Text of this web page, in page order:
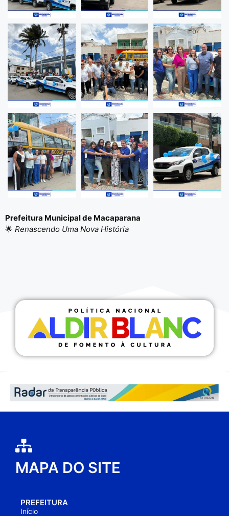
Prefeitura Municipal de Macaparana
🌟 Renascendo Uma Nova História
MAPA DO SITE
PREFEITURA
Início